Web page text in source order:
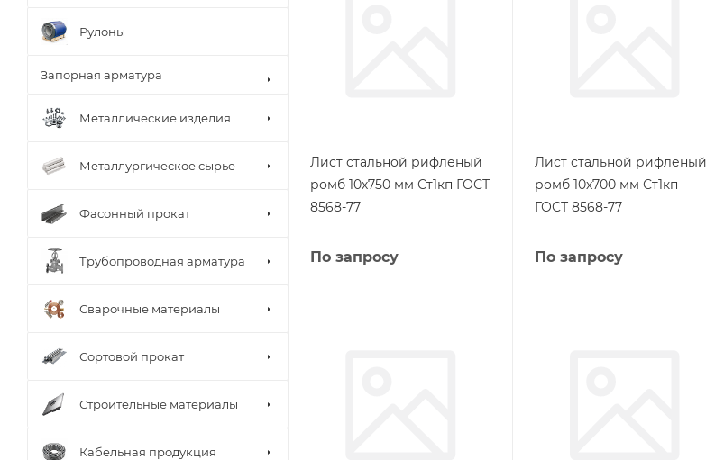
Лист стальной рифленый
ромб 10х750 мм Ст1кп ГОСТ
8568-77
По запросу
Лист стальной рифленый
ромб 10х700 мм Ст1кп
ГОСТ 8568-77
По запросу
Рулоны
Запорная арматура
Металлические изделия
Металлургическое сырье
Фасонный прокат
Трубопроводная арматура
Сварочные материалы
Сортовой прокат
Строительные материалы
Кабельная продукция